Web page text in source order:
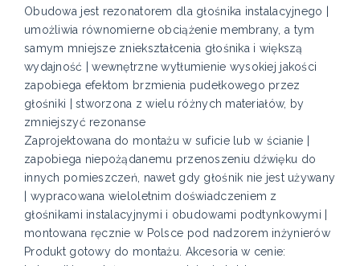
Obudowa jest rezonatorem dla głośnika instalacyjnego |
umożliwia równomierne obciążenie membrany, a tym
samym mniejsze zniekształcenia głośnika i większą
wydajność | wewnętrzne wytłumienie wysokiej jakości
zapobiega efektom brzmienia pudełkowego przez
głośniki | stworzona z wielu różnych materiałów, by
zmniejszyć rezonanse
Zaprojektowana do montażu w suficie lub w ścianie |
zapobiega niepożądanemu przenoszeniu dźwięku do
innych pomieszczeń, nawet gdy głośnik nie jest używany
| wypracowana wieloletnim doświadczeniem z
głośnikami instalacyjnymi i obudowami podtynkowymi |
montowana ręcznie w Polsce pod nadzorem inżynierów
Produkt gotowy do montażu. Akcesoria w cenie: